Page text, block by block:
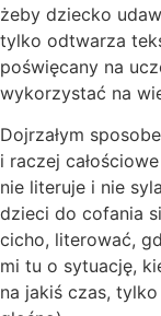
żeby dziecko
tylko odtwarza
poświęcany na
wykorzystać na
Dojrzałym
i raczej
nie literuje i nie
dzieci do cofania
cicho, literować,
mi tu o sytuację,
na jakiś czas,